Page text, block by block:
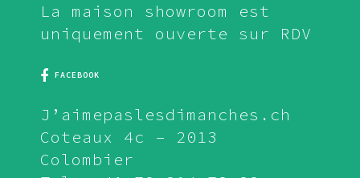
La maison showroom est
uniquement ouverte sur RDV
FACEBOOK
J’aimepaslesdimanches.ch
Coteaux 4c – 2013
Colombier